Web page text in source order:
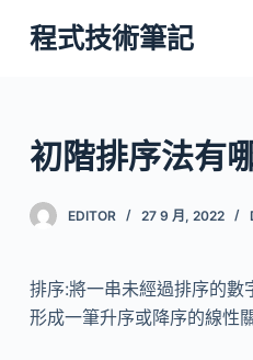
跳
至
內
容
程式技術筆記
初階排序法有
EDITOR 27 9 月, 2022
排序:將一串未經過排序的數
形成一筆升序或降序的線性